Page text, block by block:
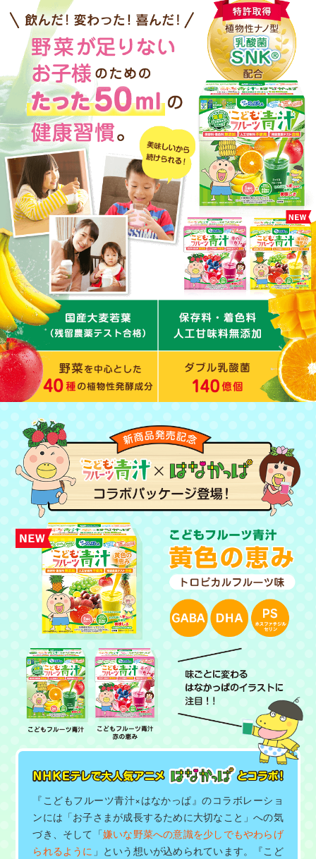
『こどもフルーツ青汁×はなかっぱ』のコラボレーショ
ンには「お子さまが成長するために大切なこと」への気
づき、そして「嫌いな野菜への意識を少しでもやわらげ
られるように 」という想いが込められています。『こど